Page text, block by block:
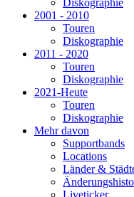
2001 - 2010
Touren
Diskographie
2011 - 2020
Touren
Diskographie
2021-Heute
Touren
Diskographie
Mehr davon
Supportbands
Locations
Länder &
Liveticker